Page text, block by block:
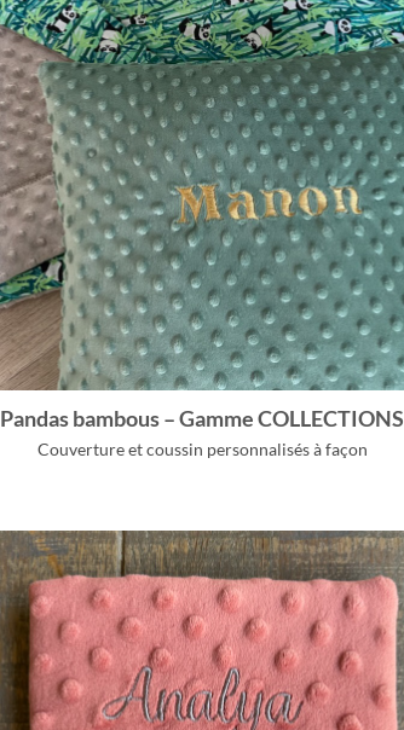
Pandas bambous – Gamme COLLECTIONS
Couverture et coussin personnalisés à façon